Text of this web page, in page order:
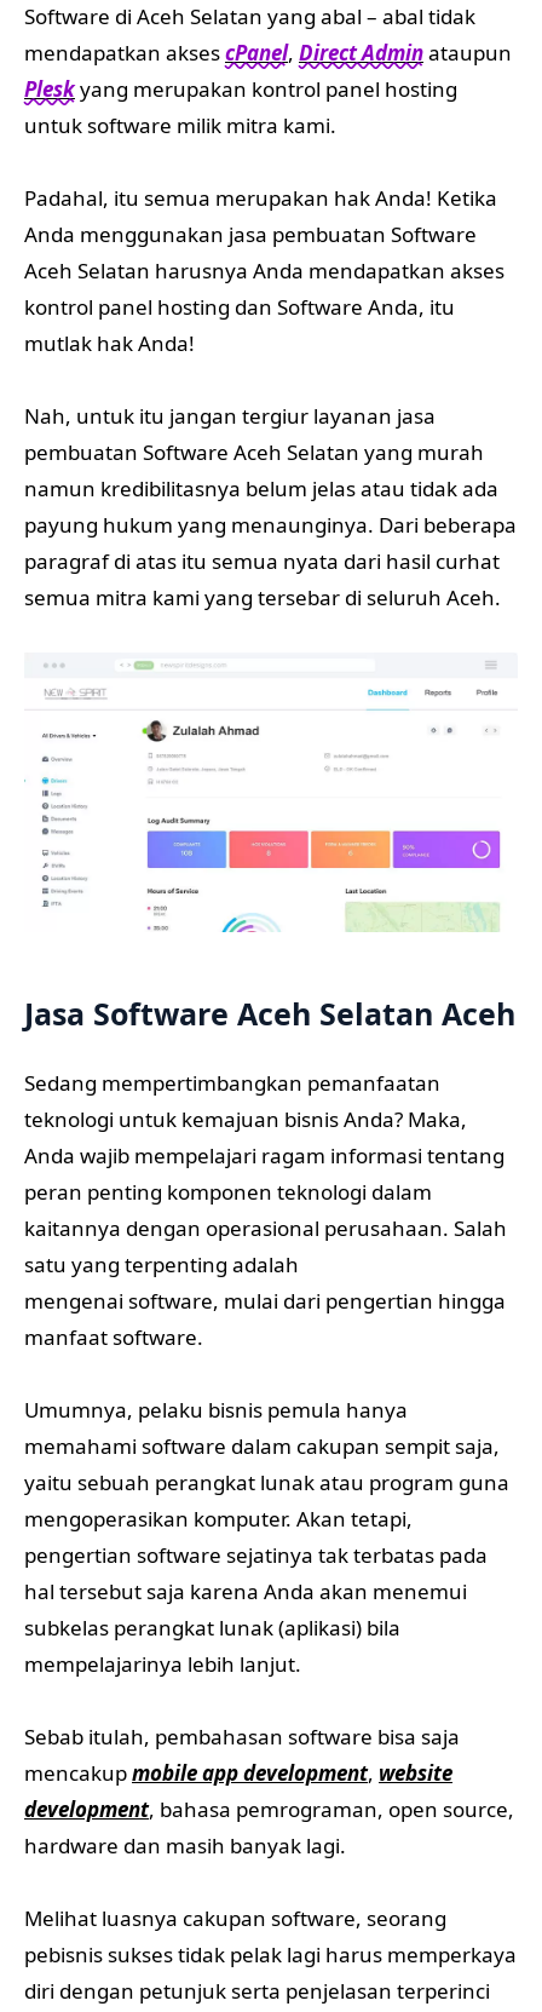
Software di Aceh Selatan yang abal – abal tidak
mendapatkan aksescPanel, Direct Adminataupun
Pleskyang merupakan kontrol panel hosting
untuk software milik mitra kami.
Padahal, itu semua merupakan hak Anda! Ketika
Anda menggunakan jasa pembuatan Software
Aceh Selatan harusnya Anda mendapatkan akses
kontrol panel hosting dan Software Anda, itu
mutlak hak Anda!
Nah, untuk itu jangan tergiur layanan jasa
pembuatan Software Aceh Selatan yang murah
namun kredibilitasnya belum jelas atau tidak ada
payung hukum yang menaunginya. Dari beberapa
paragraf di atas itu semua nyata dari hasil curhat
semua mitra kami yang tersebar di seluruh Aceh.
Jasa Software Aceh Selatan Aceh
Sedang mempertimbangkan pemanfaatan
teknologi untuk kemajuan bisnis Anda? Maka,
Anda wajib mempelajari ragam informasi tentang
peran penting komponen teknologi dalam
kaitannya dengan operasional perusahaan. Salah
satu yang terpenting adalah
mengenai software, mulai dari pengertian hingga
manfaat software.
Umumnya, pelaku bisnis pemula hanya
memahami software dalam cakupan sempit saja,
yaitu sebuah perangkat lunak atau program guna
mengoperasikan komputer. Akan tetapi,
pengertian software sejatinya tak terbatas pada
hal tersebut saja karena Anda akan menemui
subkelas perangkat lunak (aplikasi) bila
mempelajarinya lebih lanjut.
Sebab itulah, pembahasan software bisa saja
mencakupmobile app development, website
development, bahasa pemrograman, open source,
hardware dan masih banyak lagi.
Melihat luasnya cakupan software, seorang
pebisnis sukses tidak pelak lagi harus memperkaya
diri dengan petunjuk serta penjelasan terperinci